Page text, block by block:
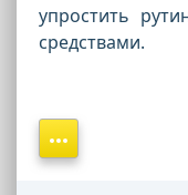
упростить
средствами.